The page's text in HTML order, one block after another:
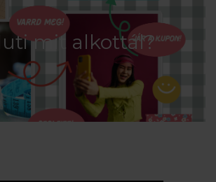
mit alkottál?